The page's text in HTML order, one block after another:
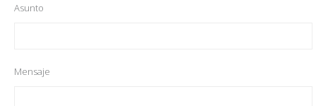
Asunto
Mensaje